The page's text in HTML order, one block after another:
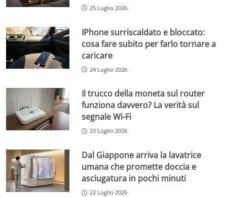
25 Luglio 2026
IPhone surriscaldato e bloccato:
cosa fare subito per farlo tornare a
caricare
24 Luglio 2026
Il trucco della moneta sul router
funziona davvero? La verità sul
segnale Wi-Fi
23 Luglio 2026
Dal Giappone arriva la lavatrice
umana che promette doccia e
asciugatura in pochi minuti
22 Luglio 2026